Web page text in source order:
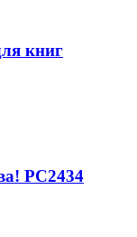
книг
PC2434